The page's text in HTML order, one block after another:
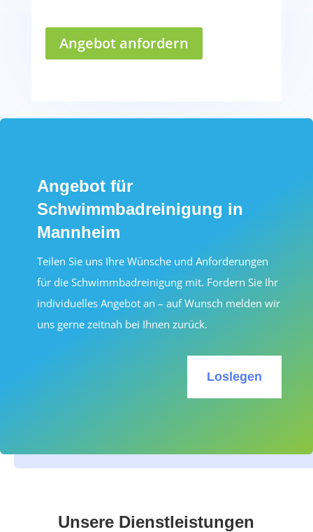
Angebot anfordern
Angebot für
Schwimmbadreinigung in
Mannheim
Teilen Sie uns Ihre Wünsche und Anforderungen
für die Schwimmbadreinigung mit. Fordern Sie Ihr
individuelles Angebot an – auf Wunsch melden wir
uns gerne zeitnah bei Ihnen zurück.
Loslegen
Unsere Dienstleistungen